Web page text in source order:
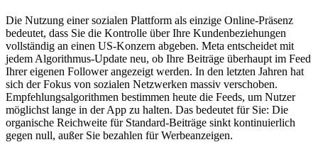
Die Nutzung einer sozialen Plattform als einzige Online-Präsenz
bedeutet, dass Sie die Kontrolle über Ihre Kundenbeziehungen
vollständig an einen US-Konzern abgeben. Meta entscheidet mit
jedem Algorithmus-Update neu, ob Ihre Beiträge überhaupt im Feed
Ihrer eigenen Follower angezeigt werden. In den letzten Jahren hat
sich der Fokus von sozialen Netzwerken massiv verschoben.
Empfehlungsalgorithmen bestimmen heute die Feeds, um Nutzer
möglichst lange in der App zu halten. Das bedeutet für Sie: Die
organische Reichweite für Standard-Beiträge sinkt kontinuierlich
gegen null, außer Sie bezahlen für Werbeanzeigen.